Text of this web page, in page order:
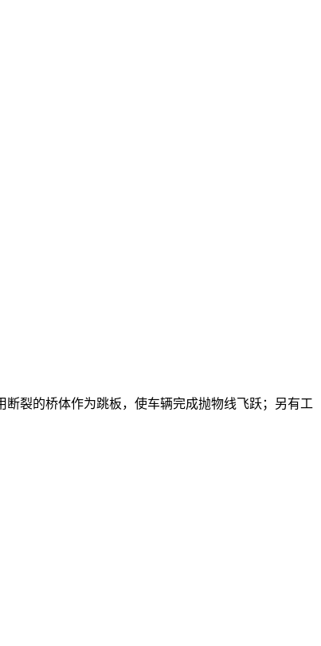
裂的桥体作为跳板，使车辆完成抛物线飞跃；另有工